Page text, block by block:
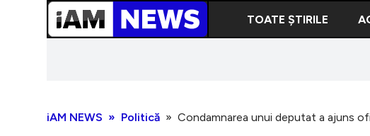
TOATE ȘTIRILE
iAM NEWS Politică Condamnarea unui deputat a ajuns